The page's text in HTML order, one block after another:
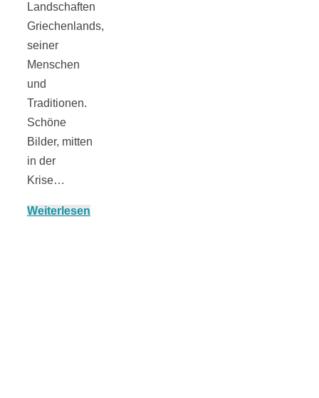
Landschaften
Griechenlands,
seiner
Menschen
und
Traditionen.
Schöne
Bilder, mitten
in der
Krise…
Weiterlesen